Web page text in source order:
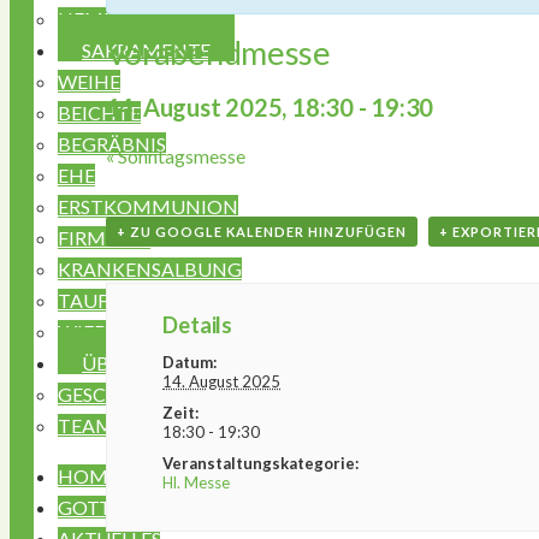
HEMMA JUGEND
SAKRAMENTE
WEIHE
BEICHTE
BEGRÄBNIS
EHE
ERSTKOMMUNION
FIRMUNG
KRANKENSALBUNG
TAUFE
WIEDEREINTRITT
ÜBER UNS
GESCHICHTE
TEAM
HOME
GOTTESDIENSTE & VERANSTALTUNGEN
Vorabendmesse
14. August 2025, 18:30- 19:30
«Sonntagsmesse
+ ZU GOOGLE KALENDER HINZUFÜGEN +
Details
Datum:
14. August 2025
Zeit:
18:30 - 19:30
Veranstaltungskategorie:
Hl. Messe